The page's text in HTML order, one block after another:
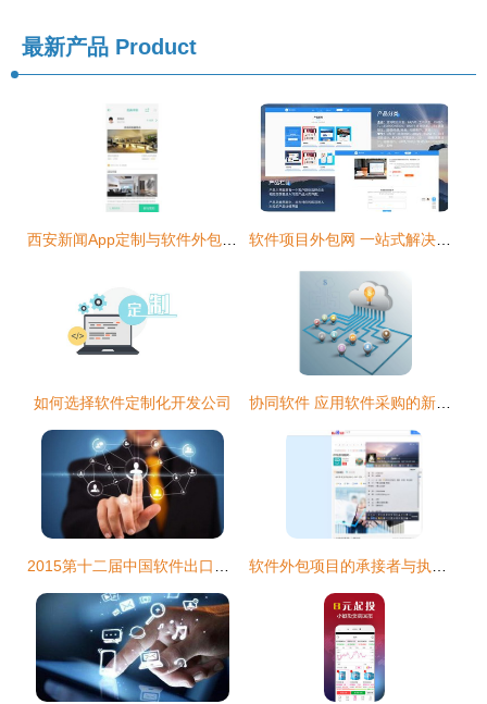
最新产品 Product
西安新闻App定制与软件外包服务 高效助力媒体数字化转型 软件项目外包网 一站式解决方案助力软件外包业务
如何选择软件定制化开发公司 协同软件 应用软件采购的新热点与外包趋势
2015第十二届中国软件出口和服务外包排行榜发布 软件外包行业新格局 软件外包项目的承接者与执行流程